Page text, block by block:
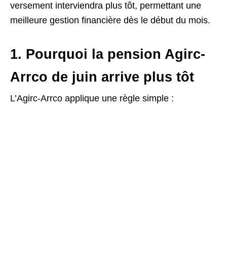
versement interviendra plus tôt, permettant une
meilleure gestion financière dès le début du mois.
1. Pourquoi la pension Agirc-
Arrco de juin arrive plus tôt
L’Agirc-Arrco applique une règle simple :